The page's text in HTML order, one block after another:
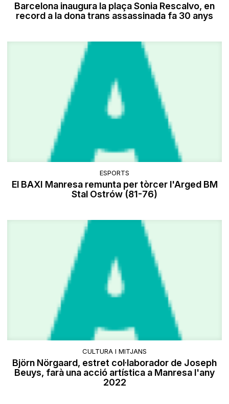
Barcelona inaugura la plaça Sonia Rescalvo, en
record a la dona trans assassinada fa 30 anys
ESPORTS
El BAXI Manresa remunta per tòrcer l'Arged BM
Stal Ostrów (81-76)
CULTURA I MITJANS
Björn Nörgaard, estret col·laborador de Joseph
Beuys, farà una acció artística a Manresa l'any
2022